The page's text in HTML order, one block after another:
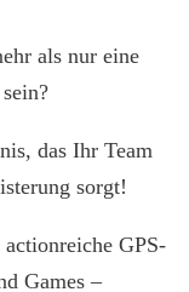
als nur eine
das Ihr Team
sorgt!
GPS-
Games –